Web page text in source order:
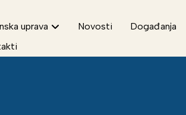
uprava Novosti Događanja